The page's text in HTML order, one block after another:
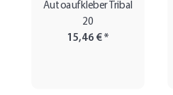
Autoaufkleber Tribal
20
15,46 €*